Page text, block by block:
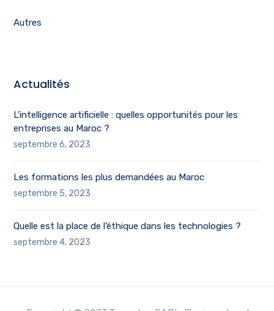
Autres
Actualités
L’intelligence artificielle : quelles opportunités pour les
entreprises au Maroc ?
septembre 6, 2023
Les formations les plus demandées au Maroc
septembre 5, 2023
Quelle est la place de l’éthique dans les technologies ?
septembre 4, 2023